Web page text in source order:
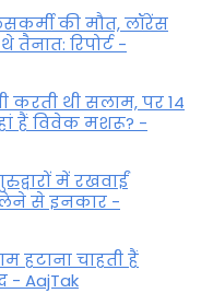
की मौत, लॉरेंस
रिपोर्ट -
करती थी सलाम, पर 14
हैं विवेक मशरू? -
में रखवाईं
से इनकार -
हटाना चाहती हैं
- AajTak